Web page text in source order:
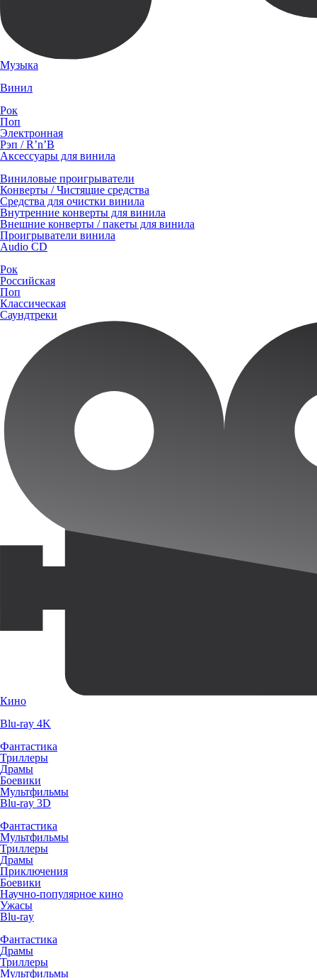
Музыка
Винил
Рок
Поп
Электронная
Рэп / R’n’B
Аксессуары для винила
Виниловые проигрыватели
Конверты / Чистящие средства
Средства для очистки винила
Внутренние конверты для винила
Внешние конверты / пакеты для винила
Проигрыватели винила
Audio CD
Рок
Российская
Поп
Классическая
Саундтреки
Кино
Blu-ray 4K
Фантастика
Триллеры
Драмы
Боевики
Мультфильмы
Blu-ray 3D
Фантастика
Мультфильмы
Триллеры
Драмы
Приключения
Боевики
Научно-популярное кино
Ужасы
Blu-ray
Фантастика
Драмы
Триллеры
Мультфильмы